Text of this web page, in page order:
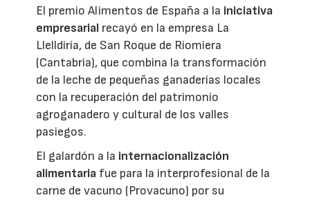
El premio Alimentos de España a la iniciativa
empresarial recayó en la empresa La
Llelldiría, de San Roque de Riomiera
(Cantabria), que combina la transformación
de la leche de pequeñas ganaderías locales
con la recuperación del patrimonio
agroganadero y cultural de los valles
pasiegos.
El galardón a la internacionalización
alimentaria fue para la interprofesional de la
carne de vacuno (Provacuno) por su